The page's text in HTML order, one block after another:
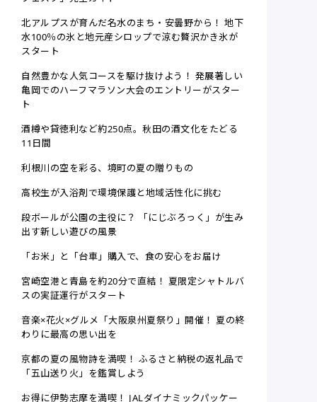
北アルプスが育んだ名水のまち・安曇野から！ 地下
水100％の氷と地元産シロップで涼む贅沢かき氷が
スタート
自然豊かな人気コースを駆け抜けよう！ 発展著しい
亀岡でのハーフマラソン大会のエントリーがスター
ト
酒樽や貸徳利など約250点。秋田の酒文化をたどる
11日間
利根川の空を彩る、境町の夏の贈りもの
高校生が入浴剤で環境保護と地域活性化に挑む
段ボールが公園の主役に？ 「にじぶろっく」が生み
出す新しい遊びの風景
「お米」と「台車」購入で、食の安心をお届け
宮崎空港と青島を約20分で直結！ 夏限定シャトルバ
スの実証運行がスタート
音楽×花火×グルメ「大阪泉州夏祭り」開催！ 夏の終
わりに最高の思い出を
京都の夏の風物詩を満喫！ ふるさと納税の返礼品で
「五山送り火」を鑑賞しよう
お得に伊勢志摩を満喫！ JALダイナミックパッケー